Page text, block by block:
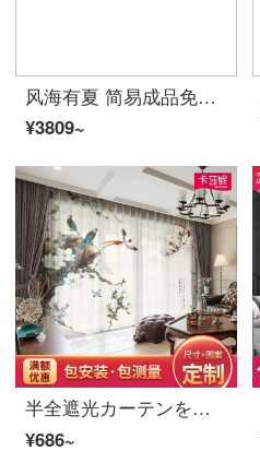
风海有夏 简易成品免打孔窗帘安装出租房遮光短帘飘窗卧室客厅小窗户宿舍夏 灰色灯泡短款85%遮光 6米宽*2高对开式/适宽:3.6-4.03米黑色弹
¥3809~
半全遮光カーテンをカスタマイズして、紗簾の新中国風の寝室の書斎江南国画カササギの玉蘭の花鳥図の風景図の仕切りカーテンS 0207-カササギの玉蘭の布-フック幅1メートルの価格/何メートルを要して何枚か撮影します。
¥686~